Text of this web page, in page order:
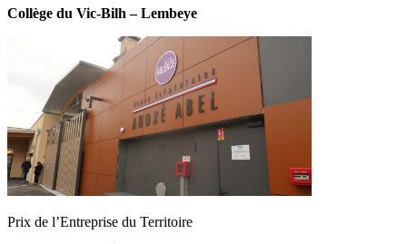
Collège du Vic-Bilh – Lembeye
Prix de l’Entreprise du Territoire